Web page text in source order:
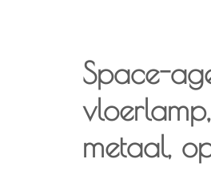
Space-
metaal,